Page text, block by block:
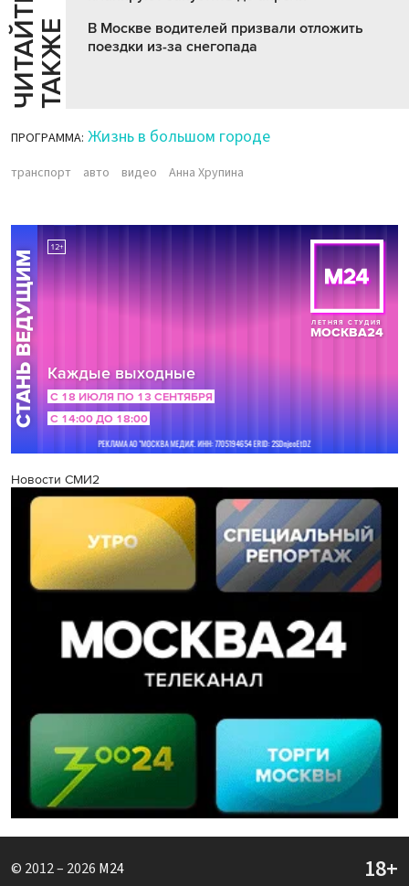
Ч
И
Т
АЙ
Т
Е
Т
А
К
ЖЕ
В Москве водителей призвали отложить
поездки из-за снегопада
ПРОГРАММА: Жизнь в большом городе
транспорт авто видео Анна Хрупина
Новости СМИ2
© 2012 – 2026 M24